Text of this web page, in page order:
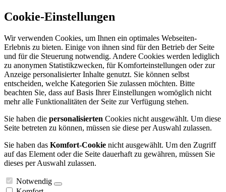
Cookie-Einstellungen
Wir verwenden Cookies, um Ihnen ein optimales Webseiten-
Erlebnis zu bieten. Einige von ihnen sind für den Betrieb der Seite
und für die Steuerung notwendig. Andere Cookies werden lediglich
zu anonymen Statistikzwecken, für Komforteinstellungen oder zur
Anzeige personalisierter Inhalte genutzt. Sie können selbst
entscheiden, welche Kategorien Sie zulassen möchten. Bitte
beachten Sie, dass auf Basis Ihrer Einstellungen womöglich nicht
mehr alle Funktionalitäten der Seite zur Verfügung stehen.
Sie haben die personalisierten Cookies nicht ausgewählt. Um diese
Seite betreten zu können, müssen sie diese per Auswahl zulassen.
Sie haben das Komfort-Cookie nicht ausgewählt. Um den Zugriff
auf das Element oder die Seite dauerhaft zu gewähren, müssen Sie
dieses per Auswahl zulassen.
Notwendig